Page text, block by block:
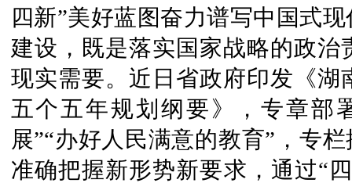
四新”美好蓝图奋力谱写中国式
建设，既是落实国家战略的政
现实需要。近日省政府印发《
五个五年规划纲要》，专章部
展”“办好人民满意的教育”，专
准确把握新形势新要求，通过“